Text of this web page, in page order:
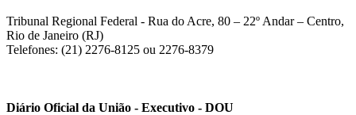
Tribunal Regional Federal - Rua do Acre, 80 – 22º Andar – Centro,
Rio de Janeiro (RJ)
Telefones: (21) 2276-8125 ou 2276-8379
Diário Oficial da União - Executivo - DOU